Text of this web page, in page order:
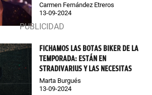
Carmen Fernández Etreros
13-09-2024
FICHAMOS LAS BOTAS BIKER DE LA
TEMPORADA: ESTÁN EN
STRADIVARIUS Y LAS NECESITAS
Marta Burgués
13-09-2024